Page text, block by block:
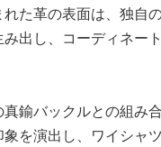
た革の表面は、独自
出し、コーディネー
鍮バックルとの組み
を演出し、ワイシャ